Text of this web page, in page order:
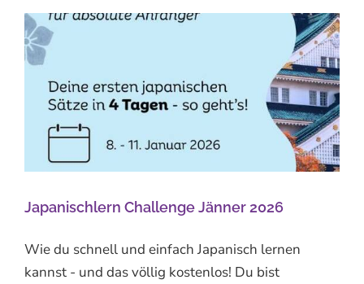
Japanischlern Challenge Jänner 2026
Wie du schnell und einfach Japanisch lernen
kannst - und das völlig kostenlos! Du bist